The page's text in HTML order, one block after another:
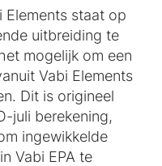
Elements staat op
uitbreiding te
mogelijk om een
Vabi Elements
Dit is origineel
juli berekening,
ingewikkelde
Vabi EPA te